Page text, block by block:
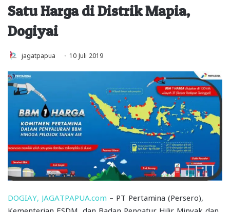
Satu Harga di Distrik Mapia,
Dogiyai
jagatpapua 10 Juli 2019
DOGIAY, JAGATPAPUA.com – PT Pertamina (Persero),